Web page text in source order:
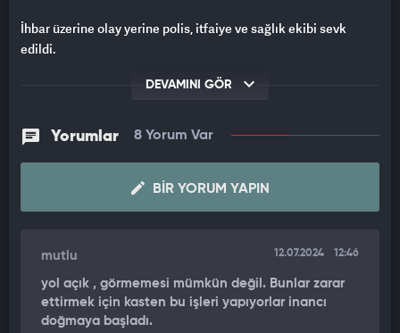
İhbar üzerine olay yerine polis, itfaiye ve sağlık ekibi sevk
edildi.
Kazada yaralanan otobüs şoförü ile 6 yolcu, sağlık ekiplerinin
kaldırıldı.
Olay nedeniyle yolda trafik yoğunluğu yaşanırken, polis
ekipleri çevrede güvenlik önlemi aldı.
götürüldü.
Kaza anı çevredeki güvenlik kamerasınca kaydedildi.
Görüntülerde yolun sağında duran tıra İETT otobüsünün
DEVAMINI GÖR
Yorumlar 8 Yorum Var
BIR YORUM YAPIN
mutlu 12.07.2024 12:46
yol açık , görmemesi mümkün değil. Bunlar zarar
ettirmek için kasten bu işleri yapıyorlar inancı
doğmaya başladı.